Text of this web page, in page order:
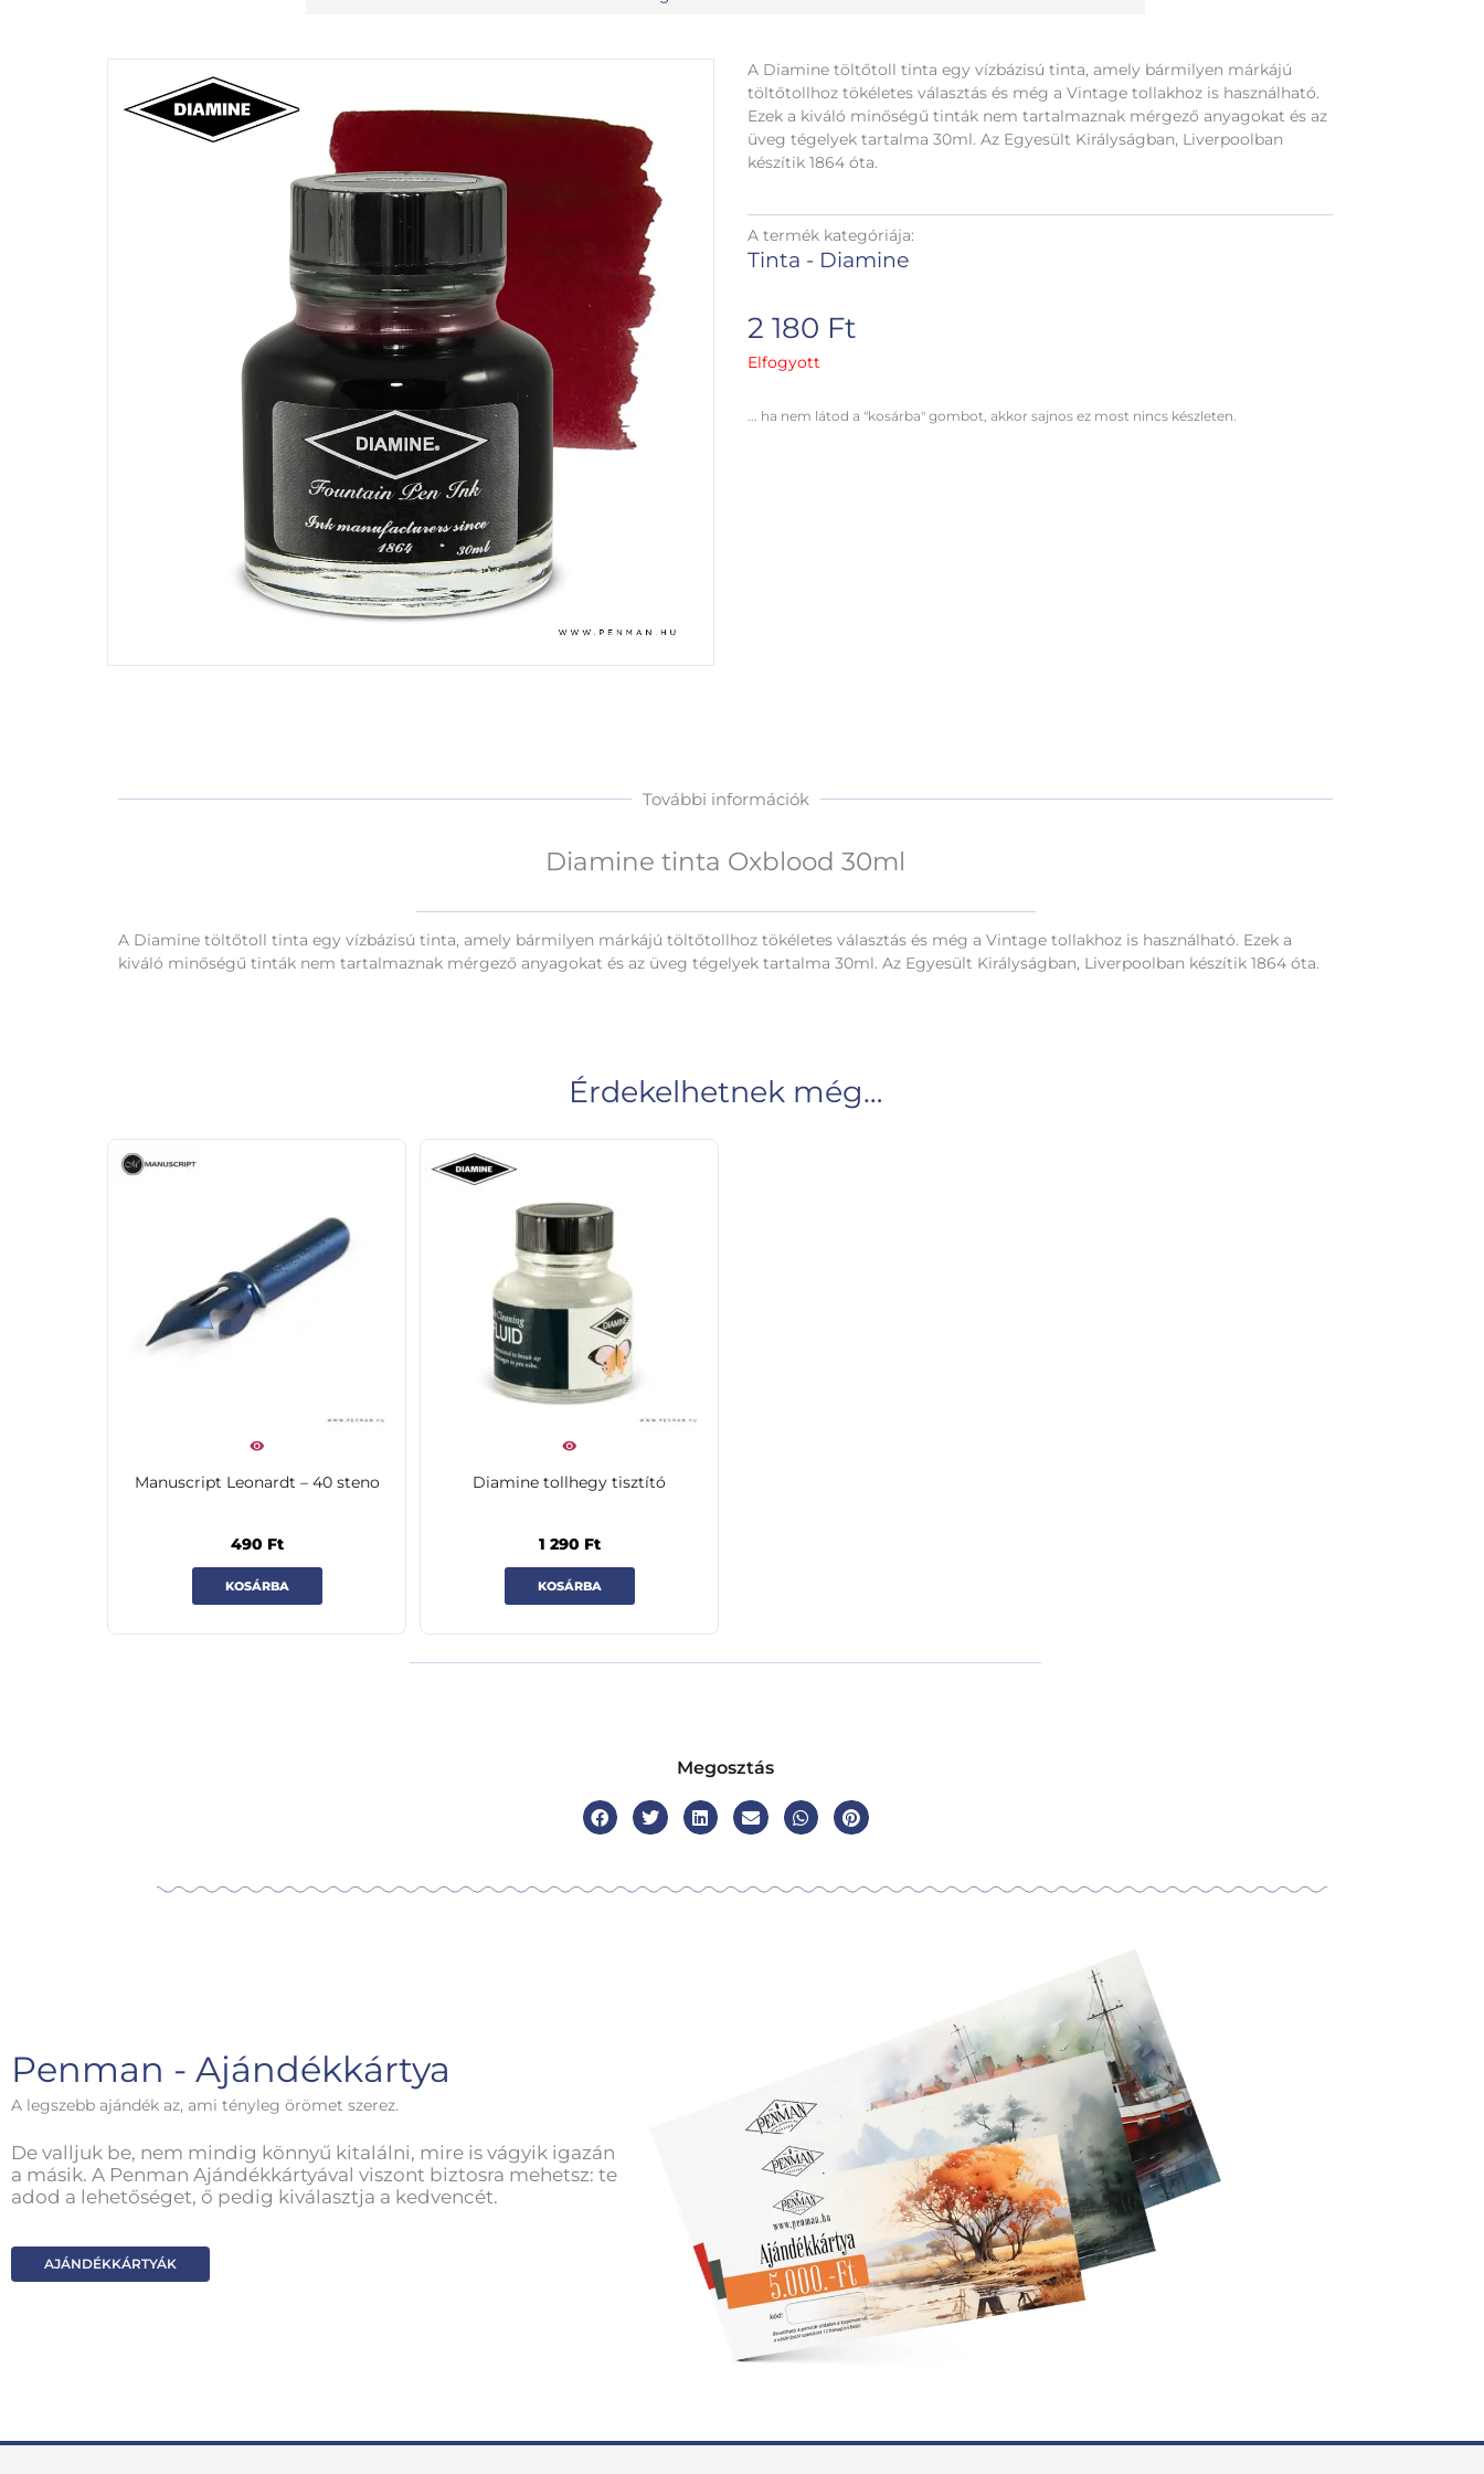
A Diamine töltőtoll tinta egy vízbázisú tinta, amely bármilyen márkájú
töltőtollhoz tökéletes választás és még a Vintage tollakhoz is használható.
Ezek a kiváló minőségű tinták nem tartalmaznak mérgező anyagokat és az
üveg tégelyek tartalma 30ml. Az Egyesült Királyságban, Liverpoolban
készítik 1864 óta.
A termék kategóriája:
Tinta - Diamine
2 180 Ft
Elfogyott
... ha nem látod a "kosárba" gombot, akkor sajnos ez most nincs készleten.
További információk
Diamine tinta Oxblood 30ml
A Diamine töltőtoll tinta egy vízbázisú tinta, amely bármilyen márkájú töltőtollhoz tökéletes választás és még a Vintage tollakhoz is használható. Ezek a
kiváló minőségű tinták nem tartalmaznak mérgező anyagokat és az üveg tégelyek tartalma 30ml. Az Egyesült Királyságban, Liverpoolban készítik 1864 óta.
Érdekelhetnek még…
Manuscript Leonardt – 40 steno
490 Ft
KOSÁRBA
Diamine tollhegy tisztító
1 290 Ft
KOSÁRBA
Megosztás
Penman - Ajándékkártya
A legszebb ajándék az, ami tényleg örömet szerez.
De valljuk be, nem mindig könnyű kitalálni, mire is vágyik igazán
a másik. A Penman Ajándékkártyával viszont biztosra mehetsz: te
adod a lehetőséget, ő pedig kiválasztja a kedvencét.
AJÁNDÉKKÁRTYÁK